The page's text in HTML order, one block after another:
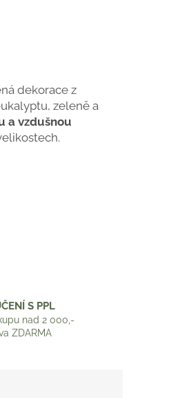
dekorace z
zeleně a
a vzdušnou
S PPL
nad 2 000,-
ZDARMA